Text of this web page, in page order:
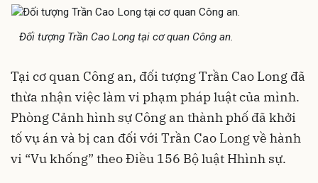
Đối tượng Trần Cao Long tại cơ quan Công an.
Tại cơ quan Công an, đối tượng Trần Cao Long đã
thừa nhận việc làm vi phạm pháp luật của mình.
Phòng Cảnh hình sự Công an thành phố đã khởi
tố vụ án và bị can đối với Trần Cao Long về hành
vi “Vu khống” theo Điều 156 Bộ luật Hhình sự.